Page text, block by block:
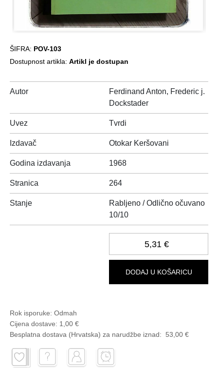
ŠIFRA: POV-103
Dostupnost artikla: Artikl je dostupan
Autor
Ferdinand Anton, Frederic j.
Dockstader
Uvez Tvrdi
Izdavač Otokar Keršovani
Godina izdavanja 1968
Stranica 264
Stanje
Rabljeno / Odlično očuvano
10/10
5,31 €
DODAJ U KOŠARICU
Rok isporuke: Odmah
Cijena dostave: 1,00 €
Besplatna dostava (Hrvatska) za narudžbe iznad: 53,00 €